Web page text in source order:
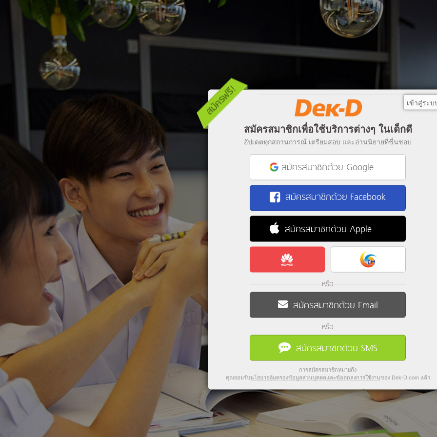
สมัครสมาชิกเพื่อใช้บริการต่างๆ ในเด็กดี
อัปเดตทุกสถานการณ์ เตรียมสอบ และอ่านนิยายที่ชื่นชอบ
สมัครสมาชิกด้วย Google
สมัครสมาชิกด้วย Facebook
สมัครสมาชิกด้วย Apple
หรือ
สมัครสมาชิกด้วย Email
หรือ
สมัครสมาชิกด้วย SMS
การสมัครสมาชิกหมายถึง
คุณยอมรับนโยบายคุ้มครองข้อมูลส่วนบุคคลและข้อตกลงการใช้งานของ Dek-D.com แล้ว
เข้าสู่ระบ